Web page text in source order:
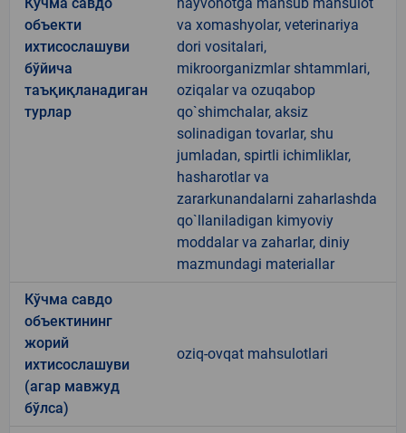
объекти
ихтисослашуви
бўйича
таъқиқланадиган
турлар
va xomashyolar, veterinariya
dori vositalari,
mikroorganizmlar shtammlari,
oziqalar va ozuqabop
qo`shimchalar, aksiz
solinadigan tovarlar, shu
jumladan, spirtli ichimliklar,
hasharotlar va
zararkunandalarni zaharlashda
qo`llaniladigan kimyoviy
moddalar va zaharlar, diniy
mazmundagi materiallar
Кўчма савдо
объектининг
жорий
ихтисослашуви
(агар мавжуд
бўлса)
oziq-ovqat mahsulotlari